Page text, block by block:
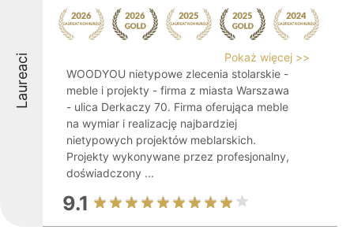
Laureaci
Pokaż więcej >>
WOODYOU nietypowe zlecenia stolarskie -
meble i projekty - firma z miasta Warszawa
- ulica Derkaczy 70. Firma oferująca meble
na wymiar i realizację najbardziej
nietypowych projektów meblarskich.
Projekty wykonywane przez profesjonalny,
doświadczony ...
9.1